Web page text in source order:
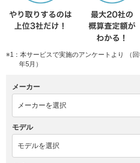
※1：本サービスで実施のアンケートより （
年5月）
メーカー
モデル